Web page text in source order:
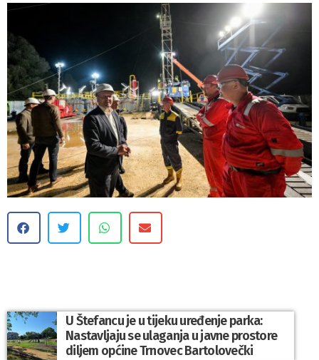
U Štefancu je u tijeku uređenje parka:
Nastavljaju se ulaganja u javne prostore
diljem općine Trnovec Bartolovečki